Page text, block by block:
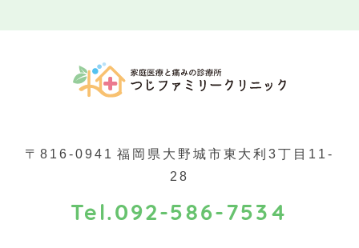
〒816-0941 福岡県大野城市東大利3丁目11-
28
Tel. 092-586-7534